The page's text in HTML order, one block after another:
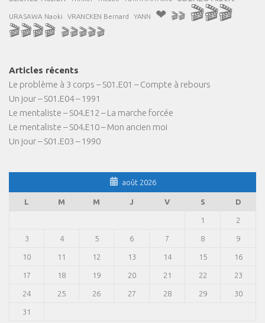
URASAWA Naoki VRANCKEN Bernard YANN ❤ 🎬🎬 🎬🎬🎬
🎬🎬🎬🎬 🎬🎬🎬🎬🎬
Articles récents
Le problème à 3 corps – S01.E01 – Compte à rebours
Un jour – S01.E04 – 1991
Le mentaliste – S04.E12 – La marche forcée
Le mentaliste – S04.E10 – Mon ancien moi
Un jour – S01.E03 – 1990
août 2026
L M M J V S D
1 2
3 4 5 6 7 8 9
10 11 12 13 14 15 16
17 18 19 20 21 22 23
24 25 26 27 28 29 30
31